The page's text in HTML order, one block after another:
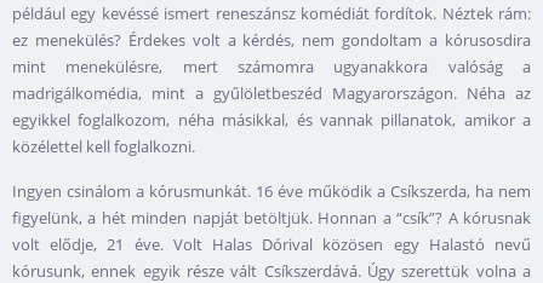
például egy kevéssé ismert reneszánsz komédiát fordítok. Néztek rám:
ez menekülés? Érdekes volt a kérdés, nem gondoltam a kórusosdira
mint menekülésre, mert számomra ugyanakkora valóság a
madrigálkomédia, mint a gyűlöletbeszéd Magyarországon. Néha az
egyikkel foglalkozom, néha másikkal, és vannak pillanatok, amikor a
közélettel kell foglalkozni.
Ingyen csinálom a kórusmunkát. 16 éve működik a Csíkszerda, ha nem
figyelünk, a hét minden napját betöltjük. Honnan a “csík”? A kórusnak
volt elődje, 21 éve. Volt Halas Dórival közösen egy Halastó nevű
kórusunk, ennek egyik része vált Csíkszerdává. Úgy szerettük volna a